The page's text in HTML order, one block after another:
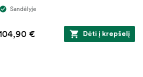
Sandėlyje
€ Dėti į krepšelį